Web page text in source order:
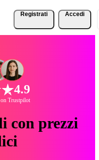
Registrati Accedi
4.9
Trustpilot
con prezzi